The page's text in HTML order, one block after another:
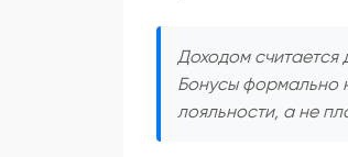
Доходом считается
Бонусы формально
лояльности, а не